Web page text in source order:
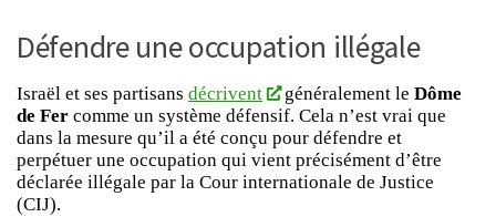
Défendre une occupation illégale
Israël et ses partisans décrivent généralement le Dôme
de Fer comme un système défensif. Cela n’est vrai que
dans la mesure qu’il a été conçu pour défendre et
perpétuer une occupation qui vient précisément d’être
déclarée illégale par la Cour internationale de Justice
(CIJ).